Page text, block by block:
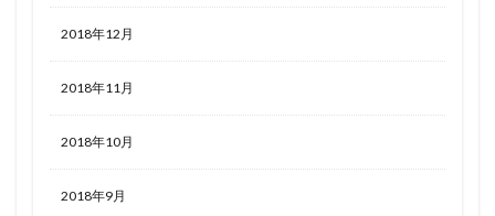
2018年12月
2018年11月
2018年10月
2018年9月